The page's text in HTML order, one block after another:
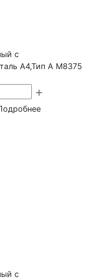
с
А4,Тип А М8375
с